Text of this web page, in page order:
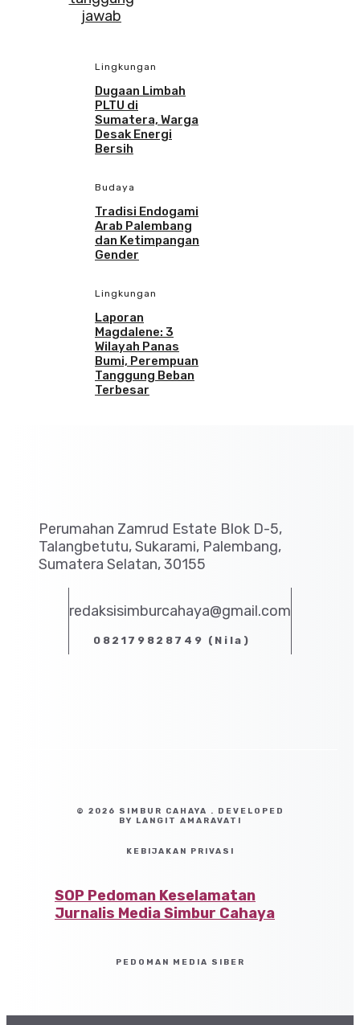
Lingkungan
Dugaan Limbah
PLTU di
Sumatera, Warga
Desak Energi
Bersih
Budaya
Tradisi Endogami
Arab Palembang
dan Ketimpangan
Gender
Lingkungan
Laporan
Magdalene: 3
Wilayah Panas
Bumi, Perempuan
Tanggung Beban
Terbesar
Perumahan Zamrud Estate Blok D-5,
Talangbetutu, Sukarami, Palembang,
Sumatera Selatan, 30155
redaksisimburcahaya@gmail.com
082179828749 (Nila)
© 2026 SIMBUR CAHAYA . DEVELOPED
BY LANGIT AMARAVATI
KEBIJAKAN PRIVASI
SOP Pedoman Keselamatan
Jurnalis Media Simbur Cahaya
PEDOMAN MEDIA SIBER